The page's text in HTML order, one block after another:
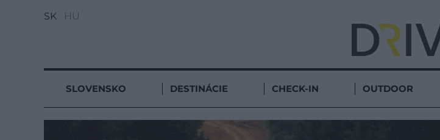
SK HU
SLOVENSKO DESTINÁCIE CHECK-IN OUTDOOR